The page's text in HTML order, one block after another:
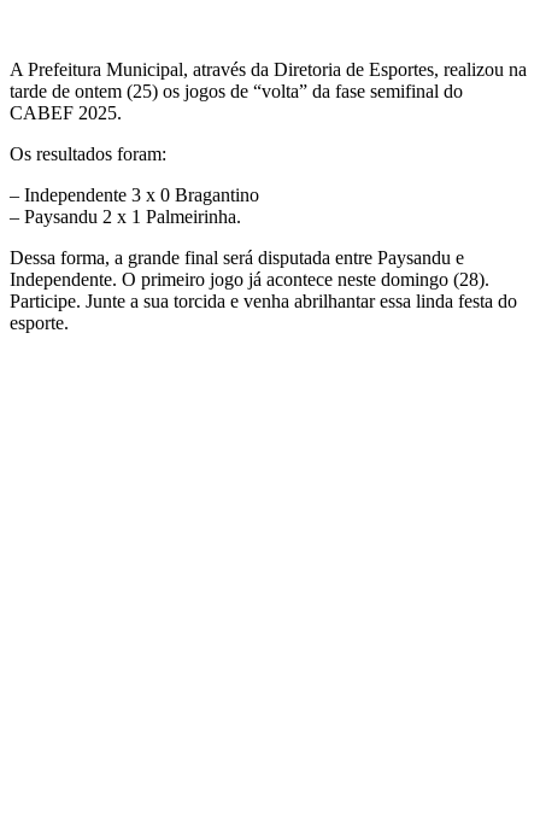
A Prefeitura Municipal, através da Diretoria de Esportes, realizou na
tarde de ontem (25) os jogos de “volta” da fase semifinal do
CABEF 2025.
Os resultados foram:
– Independente 3 x 0 Bragantino
– ⁠Paysandu 2 x 1 Palmeirinha.
Dessa forma, a grande final será disputada entre Paysandu e
Independente. O primeiro jogo já acontece neste domingo (28).
Participe. Junte a sua torcida e venha abrilhantar essa linda festa do
esporte.